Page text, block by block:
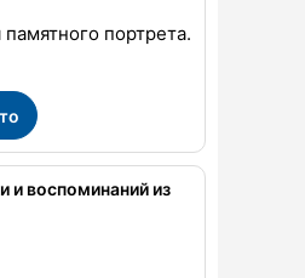
портрета.
и воспоминаний из